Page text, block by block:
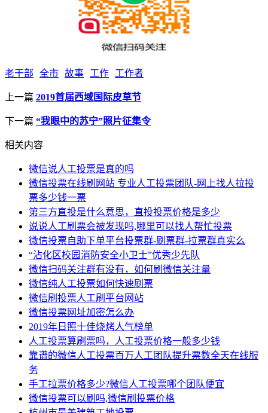
老干部 全市 故事 工作 工作者
上一篇 2019首届西域国际皮草节
下一篇 “我眼中的苏宁”照片征集令
相关内容
微信说人工投票是真的吗
微信投票在线刷网站 专业人工投票团队-网上找人拉投
票多少钱一票
第三方直投是什么意思，直投投票价格是多少
说说人工刷票会被发现吗,哪里可以找人帮忙投票
微信投票自助下单平台投票群-刷票群-拉票群真实么
“沾化区校园消防安全小卫士”优秀少先队
微信扫码关注群有没有，如何刷微信关注量
微信纯人工投票如何快速刷票
微信刷投票人工刷平台网站
微信投票网址加密怎么办
2019年日照十佳烧烤人气榜单
人工投票算刷票吗，人工投票价格一般多少钱
靠谱的微信人工投票百万人工团队提升票数全天在线服
务
手工拉票价格多少?微信人工投票哪个团队便宜
微信投票可以刷吗,微信刷投票价格